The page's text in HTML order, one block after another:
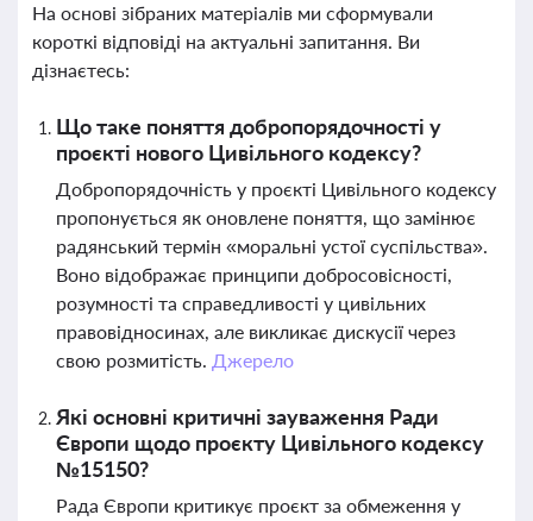
На основі зібраних матеріалів ми сформували
короткі відповіді на актуальні запитання. Ви
дізнаєтесь:
Що таке поняття добропорядочності у
проєкті нового Цивільного кодексу?
Добропорядочність у проєкті Цивільного кодексу
пропонується як оновлене поняття, що замінює
радянський термін «моральні устої суспільства».
Воно відображає принципи добросовісності,
розумності та справедливості у цивільних
правовідносинах, але викликає дискусії через
свою розмитість. Джерело
Які основні критичні зауваження Ради
Європи щодо проєкту Цивільного кодексу
№15150?
Рада Європи критикує проєкт за обмеження у